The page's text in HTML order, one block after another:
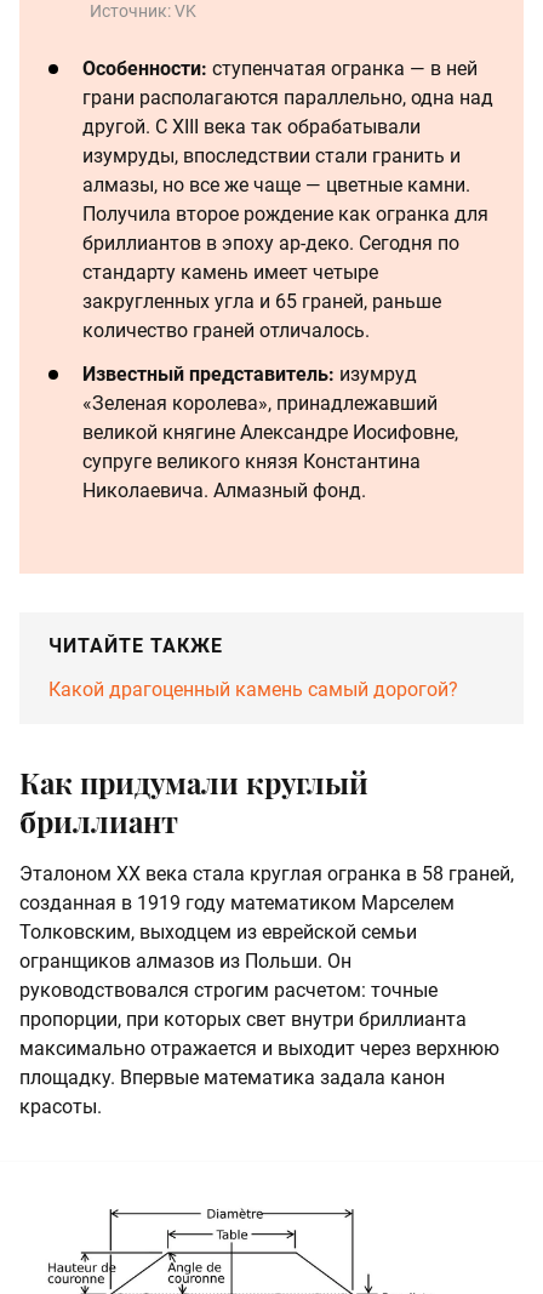
Источник:VK
Особенности: ступенчатая огранка — в ней
грани располагаются параллельно, одна над
другой. С XIII века так обрабатывали
изумруды, впоследствии стали гранить и
алмазы, но все же чаще — цветные камни.
Получила второе рождение как огранка для
бриллиантов в эпоху ар-деко. Сегодня по
стандарту камень имеет четыре
закругленных угла и 65 граней, раньше
количество граней отличалось.
Известный представитель: изумруд
«Зеленая королева», принадлежавший
великой княгине Александре Иосифовне,
супруге великого князя Константина
Николаевича. Алмазный фонд.
ЧИТАЙТЕ ТАКЖЕ
Какой драгоценный камень самый дорогой?
Как придумали круглый
бриллиант
Эталоном XX века стала круглая огранка в 58 граней,
созданная в 1919 году математиком Марселем
Толковским, выходцем из еврейской семьи
огранщиков алмазов из Польши. Он
руководствовался строгим расчетом: точные
пропорции, при которых свет внутри бриллианта
максимально отражается и выходит через верхнюю
площадку. Впервые математика задала канон
красоты.